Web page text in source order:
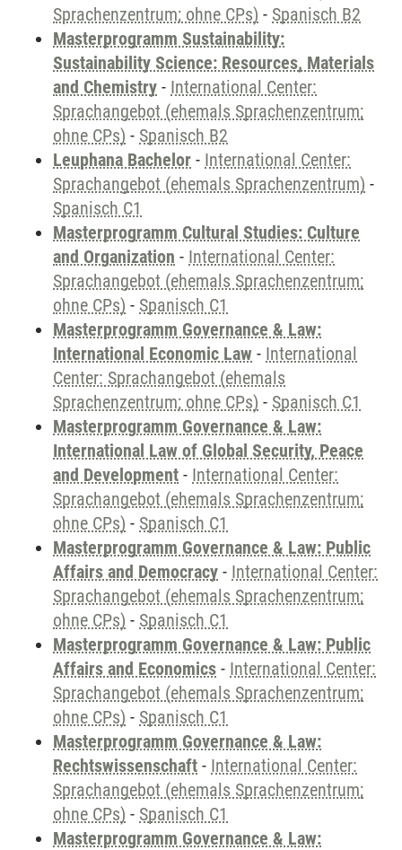
Sprachenzentrum; ohne CPs) - Spanisch B2
Masterprogramm Sustainability:
Sustainability Science: Resources, Materials
and Chemistry - International Center:
Sprachangebot (ehemals Sprachenzentrum;
ohne CPs) - Spanisch B2
Leuphana Bachelor - International Center:
Sprachangebot (ehemals Sprachenzentrum) -
Spanisch C1
Masterprogramm Cultural Studies: Culture
and Organization - International Center:
Sprachangebot (ehemals Sprachenzentrum;
ohne CPs) - Spanisch C1
Masterprogramm Governance & Law:
International Economic Law - International
Center: Sprachangebot (ehemals
Sprachenzentrum; ohne CPs) - Spanisch C1
Masterprogramm Governance & Law:
International Law of Global Security, Peace
and Development - International Center:
Sprachangebot (ehemals Sprachenzentrum;
ohne CPs) - Spanisch C1
Masterprogramm Governance & Law: Public
Affairs and Democracy - International Center:
Sprachangebot (ehemals Sprachenzentrum;
ohne CPs) - Spanisch C1
Masterprogramm Governance & Law: Public
Affairs and Economics - International Center:
Sprachangebot (ehemals Sprachenzentrum;
ohne CPs) - Spanisch C1
Masterprogramm Governance & Law:
Rechtswissenschaft - International Center:
Sprachangebot (ehemals Sprachenzentrum;
ohne CPs) - Spanisch C1
Masterprogramm Governance & Law: